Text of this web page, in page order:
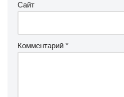
Сайт
Комментарий *